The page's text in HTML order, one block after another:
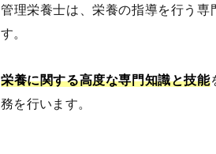
管理栄養士は、栄養の指導を行う
す。
栄養に関する高度な専門知識と技能
務を行います。